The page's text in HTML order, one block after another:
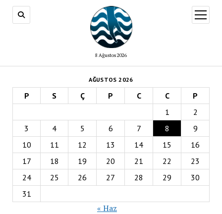
8 Ağustos 2026
aç
AĞUSTOS 2026
P S Ç P C C
P
1
2
3
4 5 6 7 8
9
10
11 12 13 14 15
16
17
18 19 20 21 22
23
24
25 26 27 28 29
30
31
« Haz